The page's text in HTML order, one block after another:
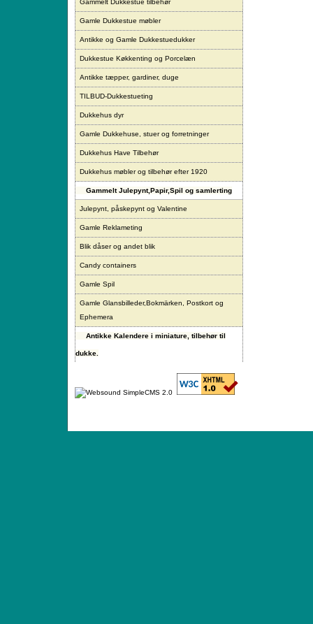
Gammelt Dukkestue tilbehør
Gamle Dukkestue møbler
Antikke og Gamle Dukkestuedukker
Dukkestue Køkkenting og Porcelæn
Antikke tæpper, gardiner, duge
TILBUD-Dukkestueting
Dukkehus dyr
Gamle Dukkehuse, stuer og forretninger
Dukkehus Have Tilbehør
Dukkehus møbler og tilbehør efter 1920
Gammelt Julepynt,Papir,Spil og samlerting
Julepynt, påskepynt og Valentine
Gamle Reklameting
Blik dåser og andet blik
Candy containers
Gamle Spil
Gamle Glansbilleder,Bokmärken, Postkort og
Ephemera
Antikke Kalendere i miniature, tilbehør til
dukke.